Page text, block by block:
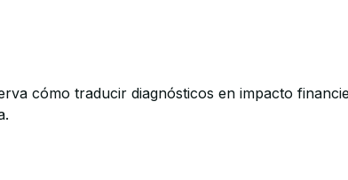
cómo traducir diagnósticos en impacto